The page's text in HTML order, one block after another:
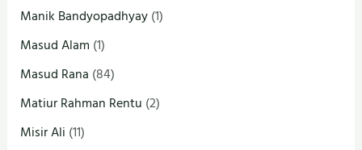
Manik Bandyopadhyay(1)
Masud Alam (1)
Masud Rana (84)
Matiur Rahman Rentu (2)
Misir Ali (11)